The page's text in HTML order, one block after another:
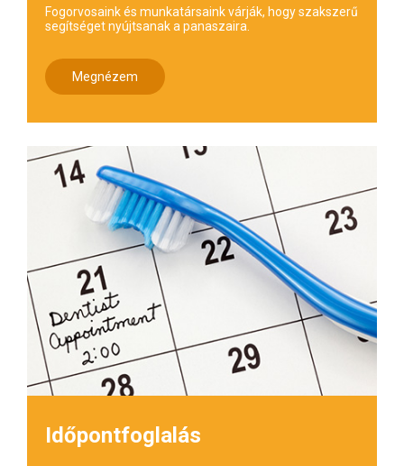
Fogorvosaink és munkatársaink várják, hogy szakszerű
segítséget nyújtsanak a panaszaira.
Megnézem
Időpontfoglalás